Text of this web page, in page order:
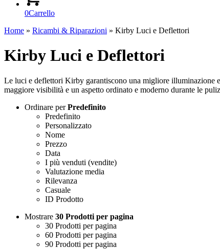
0Carrello
Home » Ricambi & Riparazioni » Kirby Luci e Deflettori
Kirby Luci e Deflettori
Le luci e deflettori Kirby garantiscono una migliore illuminazione
maggiore visibilità e un aspetto ordinato e moderno durante le
Ordinare perPredefinito
Predefinito
Personalizzato
Nome
Prezzo
Data
I più venduti (vendite)
Valutazione media
Rilevanza
Casuale
ID Prodotto
Mostrare 30 Prodotti per pagina
30 Prodotti per pagina
60 Prodotti per pagina
90 Prodotti per pagina